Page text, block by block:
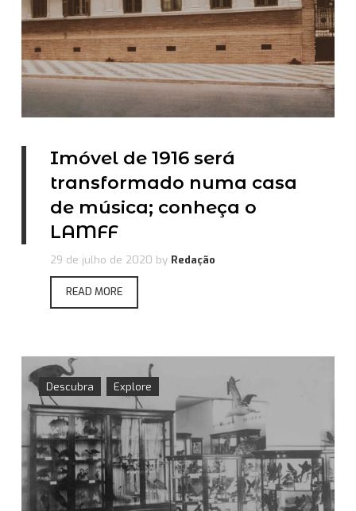
Imóvel de 1916 será
transformado numa casa
de música; conheça o
LAMFF
29 de julho de 2020 by Redação
READ MORE
Descubra Explore